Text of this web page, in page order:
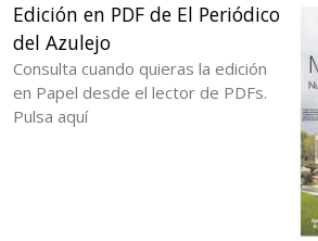
Edición en PDF de El Periódico
del Azulejo
Consulta cuando quieras la edición
en Papel desde el lector de PDFs.
Pulsa aquí